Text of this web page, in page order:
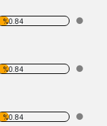
%0.84
%0.84
%0.84